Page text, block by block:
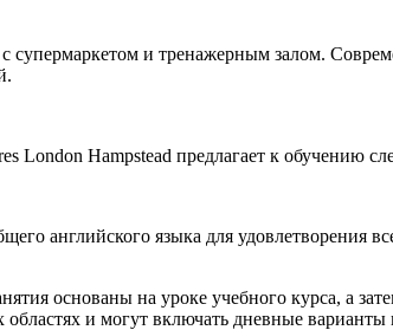
супермаркетом и тренажерным залом.
London Hampstead предлагает к обучению
английского языка для
основаны на уроке учебного курса, а
и могут включать дневные